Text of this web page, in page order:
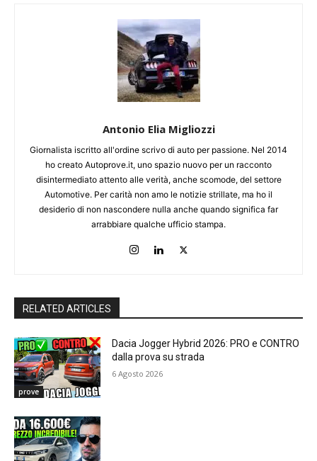
Antonio Elia Migliozzi
Giornalista iscritto all'ordine scrivo di auto per passione. Nel 2014
ho creato Autoprove.it, uno spazio nuovo per un racconto
disintermediato attento alle verità, anche scomode, del settore
Automotive. Per carità non amo le notizie strillate, ma ho il
desiderio di non nascondere nulla anche quando significa far
arrabbiare qualche ufficio stampa.
RELATED ARTICLES
prove
Dacia Jogger Hybrid 2026: PRO e CONTRO
dalla prova su strada
6 Agosto 2026